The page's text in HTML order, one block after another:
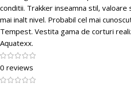
conditii. Trakker inseamna stil, valoare
mai inalt nivel. Probabil cel mai
Tempest. Vestita gama de corturi
Aquatexx.
0 reviews